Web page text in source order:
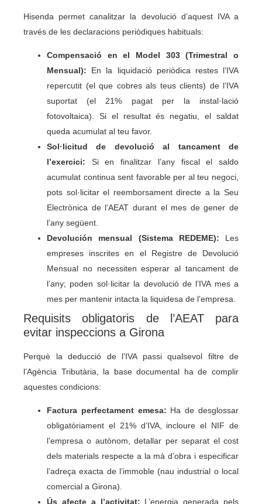
Hisenda permet canalitzar la devolució d’aquest IVA a
través de les declaracions periòdiques habituals:
Compensació en el Model 303 (Trimestral o
Mensual): En la liquidació periòdica restes l’IVA
repercutit (el que cobres als teus clients) de l’IVA
suportat (el 21% pagat per la instal·lació
fotovoltaica). Si el resultat és negatiu, el saldat
queda acumulat al teu favor.
Sol·licitud de devolució al tancament de
l’exercici: Si en finalitzar l’any fiscal el saldo
acumulat continua sent favorable per al teu negoci,
pots sol·licitar el reemborsament directe a la Seu
Electrònica de l’AEAT durant el mes de gener de
l’any següent.
Devolución mensual (Sistema REDEME): Les
empreses inscrites en el Registre de Devolució
Mensual no necessiten esperar al tancament de
l’any; poden sol·licitar la devolució de l’IVA mes a
mes per mantenir intacta la liquidesa de l’empresa.
Requisits obligatoris de l’AEAT para
evitar inspeccions a Girona
Perquè la deducció de l’IVA passi qualsevol filtre de
l’Agència Tributària, la base documental ha de complir
aquestes condicions:
Factura perfectament emesa: Ha de desglossar
obligatòriament el 21% d’IVA, incloure el NIF de
l’empresa o autònom, detallar per separat el cost
dels materials respecte a la mà d’obra i especificar
l’adreça exacta de l’immoble (nau industrial o local
comercial a Girona).
Ús afecte a l’activitat: L’energia generada pels